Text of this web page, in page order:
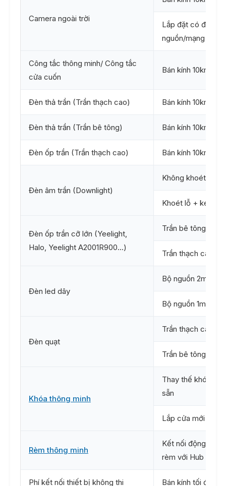
Camera ngoài trời
Lắp đặt có đi dây
nguồn/mạng
Công tắc thông minh/ Công tắc
cửa cuốn
Bán kính 10km
Đèn thả trần (Trần thạch cao) Bán kính 10km
Đèn thả trần (Trần bê tông) Bán kính 10km
Đèn ốp trần (Trần thạch cao) Bán kính 10km
Đèn âm trần (Downlight)
Không khoét lỗ
Khoét lỗ + kéo
Đèn ốp trần cỡ lớn (Yeelight,
Halo, Yeelight A2001R900…)
Trần bê tông
Trần thạch cao
Đèn led dây
Bộ nguồn 2m
Bộ nguồn 1m
Đèn quạt
Trần thạch cao
Trần bê tông
Khóa thông minh
Thay thế khóa có
sẵn
Lắp cửa mới
Rèm thông minh
Kết nối động cơ
rèm với Hub mới
Phí kết nối thiết bị không thi
Bán kính tối đa